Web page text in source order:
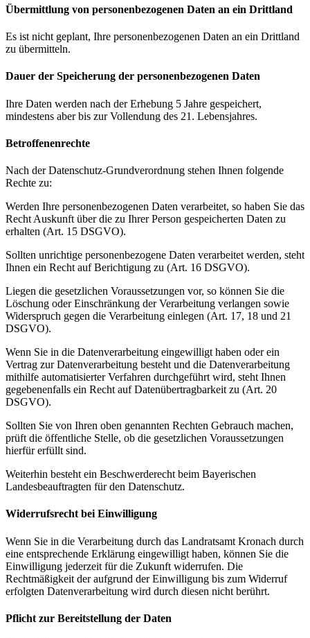
Übermittlung von personenbezogenen Daten an ein Drittland
Es ist nicht geplant, Ihre personenbezogenen Daten an ein Drittland
zu übermitteln.
Dauer der Speicherung der personenbezogenen Daten
Ihre Daten werden nach der Erhebung 5 Jahre gespeichert,
mindestens aber bis zur Vollendung des 21. Lebensjahres.
Betroffenenrechte
Nach der Datenschutz-Grundverordnung stehen Ihnen folgende
Rechte zu:
Werden Ihre personenbezogenen Daten verarbeitet, so haben Sie das
Recht Auskunft über die zu Ihrer Person gespeicherten Daten zu
erhalten (Art. 15 DSGVO).
Sollten unrichtige personenbezogene Daten verarbeitet werden, steht
Ihnen ein Recht auf Berichtigung zu (Art. 16 DSGVO).
Liegen die gesetzlichen Voraussetzungen vor, so können Sie die
Löschung oder Einschränkung der Verarbeitung verlangen sowie
Widerspruch gegen die Verarbeitung einlegen (Art. 17, 18 und 21
DSGVO).
Wenn Sie in die Datenverarbeitung eingewilligt haben oder ein
Vertrag zur Datenverarbeitung besteht und die Datenverarbeitung
mithilfe automatisierter Verfahren durchgeführt wird, steht Ihnen
gegebenenfalls ein Recht auf Datenübertragbarkeit zu (Art. 20
DSGVO).
Sollten Sie von Ihren oben genannten Rechten Gebrauch machen,
prüft die öffentliche Stelle, ob die gesetzlichen Voraussetzungen
hierfür erfüllt sind.
Weiterhin besteht ein Beschwerderecht beim Bayerischen
Landesbeauftragten für den Datenschutz.
Widerrufsrecht bei Einwilligung
Wenn Sie in die Verarbeitung durch das Landratsamt Kronach durch
eine entsprechende Erklärung eingewilligt haben, können Sie die
Einwilligung jederzeit für die Zukunft widerrufen. Die
Rechtmäßigkeit der aufgrund der Einwilligung bis zum Widerruf
erfolgten Datenverarbeitung wird durch diesen nicht berührt.
Pflicht zur Bereitstellung der Daten